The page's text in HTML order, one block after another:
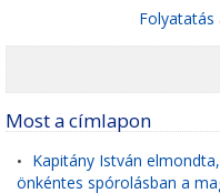
Folyatatás
Most a címlapon
• Kapitány István
önkéntes spórolásban a